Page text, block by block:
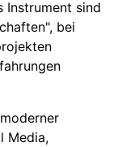
Instrument sind
bei
Media,